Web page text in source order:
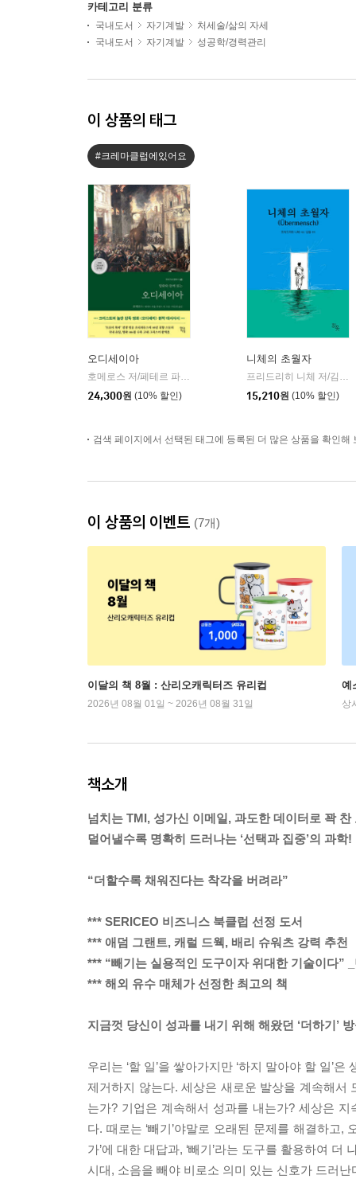
카테고리 분류
국내도서 자기계발
처세술/삶의 자세
국내도서
자기계발 성공학/경력관리
이 상품의 태그
#크레마클럽에있어요
오디세이아
호메로스 저/페테르 파울 루벤스 그림/박문재 역 |
현대지성
24,300원 (10% 할인)
니체의 초월자
프리드리히 니체 저/김철 편역
15,210원 (10% 할인)
검색 페이지에서 선택된 태그에 등록된 더 많은 상품을 확인해
이 상품의 이벤트 (7개)
이달의 책 8월 : 산리오캐릭터즈 유리컵
2026년 08월 01일 ~ 2026년 08월 31일
예
상
책소개
넘치는 TMI, 성가신 이메일, 과도한 데이터로 꽉 찬
덜어낼수록 명확히 드러나는 ‘선택과 집중’의 과학!
“더할수록 채워진다는 착각을 버려라”
*** SERICEO 비즈니스 북클럽 선정 도서
*** 애덤 그랜트, 캐럴 드웩, 배리 슈워츠 강력 추천
*** “빼기는 실용적인 도구이자 위대한 기술이다”
*** 해외 유수 매체가 선정한 최고의 책
지금껏 당신이 성과를 내기 위해 해왔던 ‘더하기’
우리는 ‘할 일’을 쌓아가지만 ‘하지 말아야 할 일’
제거하지 않는다. 세상은 새로운 발상을 계속해서
는가? 기업은 계속해서 성과를 내는가? 세상은
다. 때로는 ‘빼기’야말로 오래된 문제를 해결하고
가’에 대한 대답과, ‘빼기’라는 도구를 활용하여
시대, 소음을 빼야 비로소 의미 있는 신호가 드러